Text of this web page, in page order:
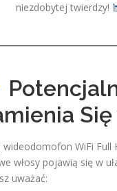
niezdobytej twierdzy!
wideodomofon WiFi Full
włosy pojawią się w
uważać: